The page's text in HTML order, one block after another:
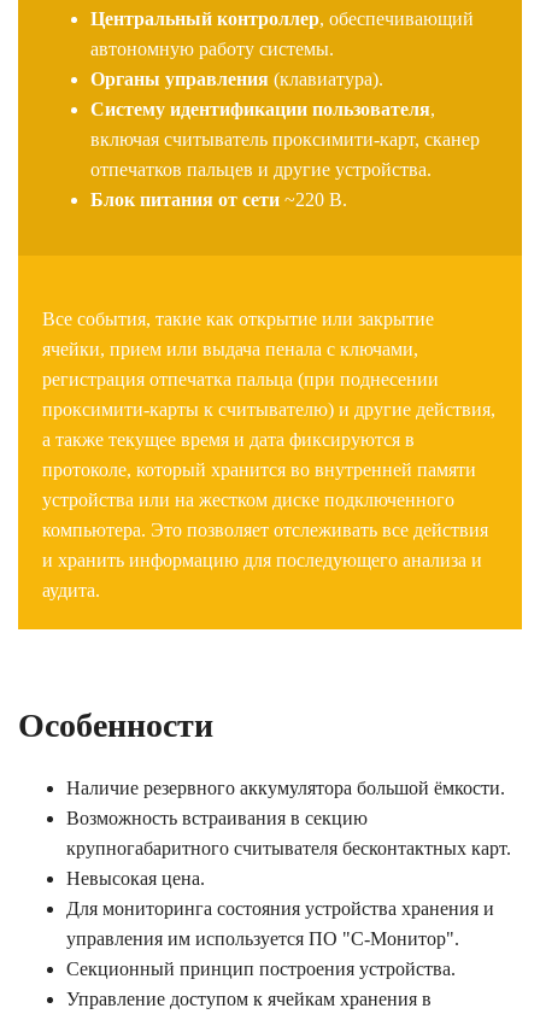
Центральный контроллер, обеспечивающий
автономную работу системы.
Органы управления (клавиатура).
Систему идентификации пользователя,
включая считыватель проксимити-карт, сканер
отпечатков пальцев и другие устройства.
Блок питания от сети~220 В.
Все события, такие как открытие или закрытие
ячейки, прием или выдача пенала с ключами,
регистрация отпечатка пальца (при поднесении
проксимити-карты к считывателю) и другие действия,
а также текущее время и дата фиксируются в
протоколе, который хранится во внутренней памяти
устройства или на жестком диске подключенного
компьютера. Это позволяет отслеживать все действия
и хранить информацию для последующего анализа и
аудита.
Особенности
Наличие резервного аккумулятора большой ёмкости.
Возможность встраивания в секцию
крупногабаритного считывателя бесконтактных карт.
Невысокая цена.
Для мониторинга состояния устройства хранения и
управления им используется ПО "С-Монитор".
Секционный принцип построения устройства.
Управление доступом к ячейкам хранения в